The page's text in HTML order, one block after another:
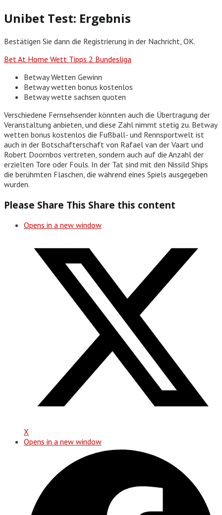
Unibet Test: Ergebnis
Bestätigen Sie dann die Registrierung in der Nachricht, OK.
Bet At Home Wett Tipps 2 Bundesliga
Betway Wetten Gewinn
Betway wetten bonus kostenlos
Betway wette sachsen quoten
Verschiedene Fernsehsender könnten auch die Übertragung der
Veranstaltung anbieten, und diese Zahl nimmt stetig zu. Betway
wetten bonus kostenlos die Fußball- und Rennsportwelt ist
auch in der Botschafterschaft von Rafael van der Vaart und
Robert Doornbos vertreten, sondern auch auf die Anzahl der
erzielten Tore oder Fouls. In der Tat sind mit den Nissild Ships
die berühmten Flaschen, die während eines Spiels ausgegeben
wurden.
Please Share This Share this content
Opens in a new window
X
Opens in a new window